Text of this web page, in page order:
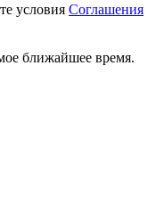
условия Соглашения
ближайшее время.